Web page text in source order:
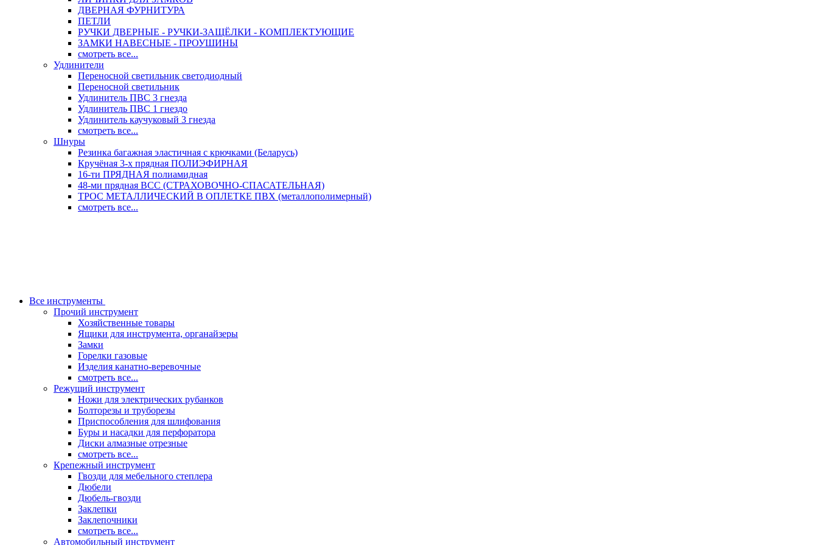
ДВЕРНАЯ ФУРНИТУРА
ПЕТЛИ
РУЧКИ ДВЕРНЫЕ - РУЧКИ-ЗАЩЁЛКИ - КОМПЛЕКТУЮЩИЕ
ЗАМКИ НАВЕСНЫЕ - ПРОУШИНЫ
смотреть все...
Удлинители
Переносной светильник светодиодный
Переносной светильник
Удлинитель ПВС 3 гнезда
Удлинитель ПВС 1 гнездо
Удлинитель каучуковый 3 гнезда
смотреть все...
Шнуры
Резинка багажная эластичная с крючками (Беларусь)
Кручёная 3-х прядная ПОЛИЭФИРНАЯ
16-ти ПРЯДНАЯ полиамидная
48-ми прядная ВСС (СТРАХОВОЧНО-СПАСАТЕЛЬНАЯ)
ТРОС МЕТАЛЛИЧЕСКИЙ В ОПЛЕТКЕ ПВХ (металлополимерный)
смотреть все...
Все инструменты
Прочий инструмент
Хозяйственные товары
Ящики для инструмента, органайзеры
Замки
Горелки газовые
Изделия канатно-веревочные
смотреть все...
Режущий инструмент
Ножи для электрических рубанков
Болторезы и труборезы
Приспособления для шлифования
Буры и насадки для перфоратора
Диски алмазные отрезные
смотреть все...
Крепежный инструмент
Гвозди для мебельного степлера
Дюбели
Дюбель-гвозди
Заклепки
Заклепочники
смотреть все...
Автомобильный инструмент